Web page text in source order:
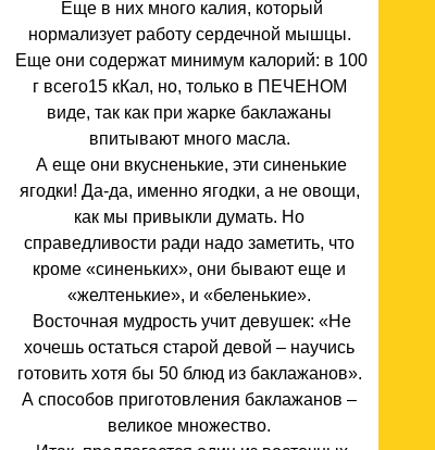
Еще в них много калия, который
нормализует работу сердечной мышцы.
Еще они содержат минимум калорий: в 100
г всего15 кКал, но, только в ПЕЧЕНОМ
виде, так как при жарке баклажаны
впитывают много масла.
А еще они вкусненькие, эти синенькие
ягодки! Да-да, именно ягодки, а не овощи,
как мы привыкли думать. Но
справедливости ради надо заметить, что
кроме «синеньких», они бывают еще и
«желтенькие», и «беленькие».
Восточная мудрость учит девушек: «Не
хочешь остаться старой девой – научись
готовить хотя бы 50 блюд из баклажанов».
А способов приготовления баклажанов –
великое множество.